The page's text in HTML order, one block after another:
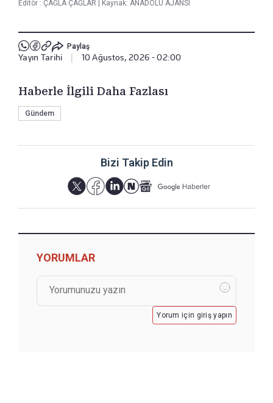
Editör : ÇAĞLA ÇAĞLAR Kaynak: ANADOLU AJANSI
Paylaş
Yayın Tarihi 10 Ağustos, 2026 - 02:00
Haberle İlgili Daha Fazlası
Gündem
Bizi Takip Edin
YORUMLAR
Yorum için giriş yapın